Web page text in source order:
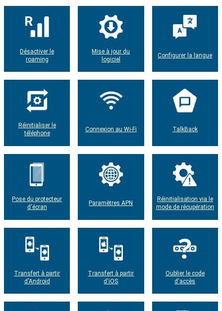
Désactiver le
roaming
Mise à jour du
logiciel
Configurer la langue
Réinitialiser le
téléphone
Connexion au Wi-Fi TalkBack
Pose du protecteur
d'écran
Paramètres APN
Réinitialisation via le
mode de récupération
Transfert à partir
d'Android
Transfert à partir
d'iOS
Oublier le code
d'accès